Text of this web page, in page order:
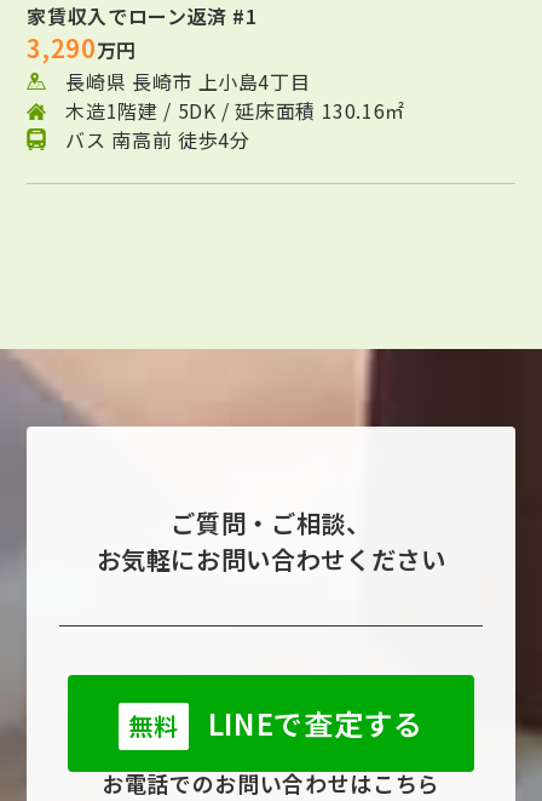
家賃収入でローン返済 #1
3,290万円
長崎県 長崎市 上小島4丁目
木造1階建 / 5DK / 延床面積 130.16㎡
バス 南高前 徒歩4分
ご質問・ご相談、
お気軽にお問い合わせください
無料 LINEで査定する
お電話でのお問い合わせはこちら